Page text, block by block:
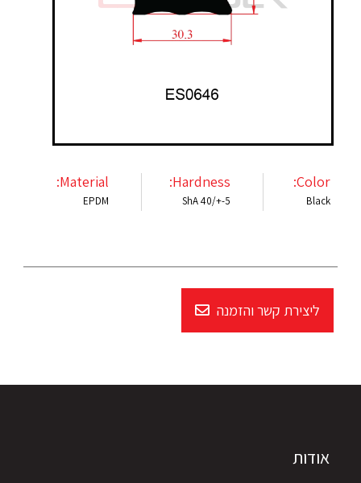
Color:
Black
Hardness:
ShA 40/+-5
Material:
EPDM
ליצירת קשר והזמנה
אודות